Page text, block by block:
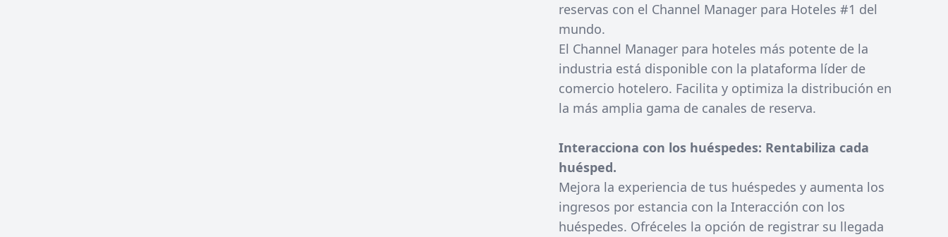
reservas con el Channel Manager para Hoteles #1 del
mundo.
El Channel Manager para hoteles más potente de la
industria está disponible con la plataforma líder de
comercio hotelero. Facilita y optimiza la distribución en
la más amplia gama de canales de reserva.
Interacciona con los huéspedes: Rentabiliza cada
huésped.
Mejora la experiencia de tus huéspedes y aumenta los
ingresos por estancia con la Interacción con los
huéspedes. Ofréceles la opción de registrar su llegada